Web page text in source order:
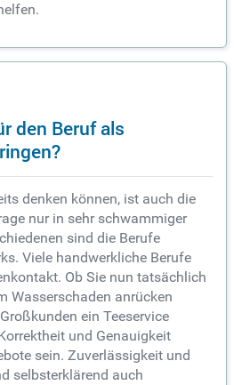
den Beruf als
denken können, ist auch die
nur in sehr schwammiger
sind die Berufe
Viele handwerkliche Berufe
Ob Sie nun tatsächlich
Wasserschaden anrücken
ein Teeservice
und Genauigkeit
sein. Zuverlässigkeit und
selbsterklärend auch